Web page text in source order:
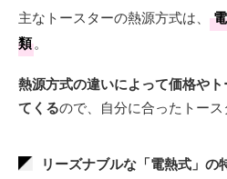
主なトースターの熱源方式は、
類。
熱源方式の違いによって価格や
てくるので、自分に合ったトース
リーズナブルな「電熱式」の